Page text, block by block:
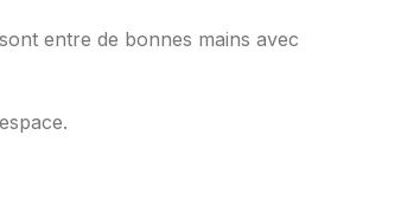
entre de bonnes mains avec